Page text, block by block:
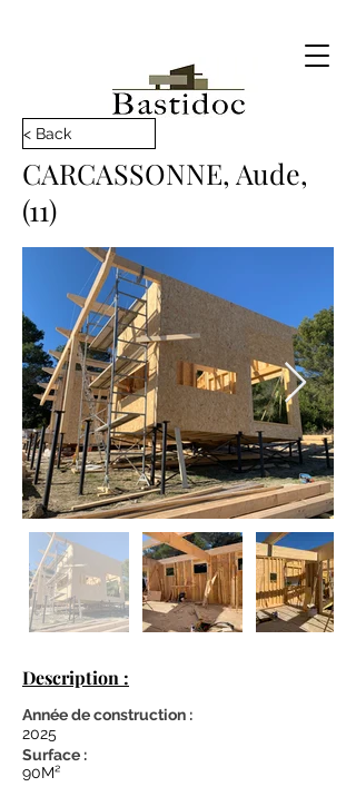
< Back
CARCASSONNE, Aude,
(11)
Description :
Année de construction :
2025
Surface :
90M²